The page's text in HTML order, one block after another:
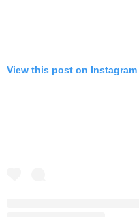
View this post on Instagram